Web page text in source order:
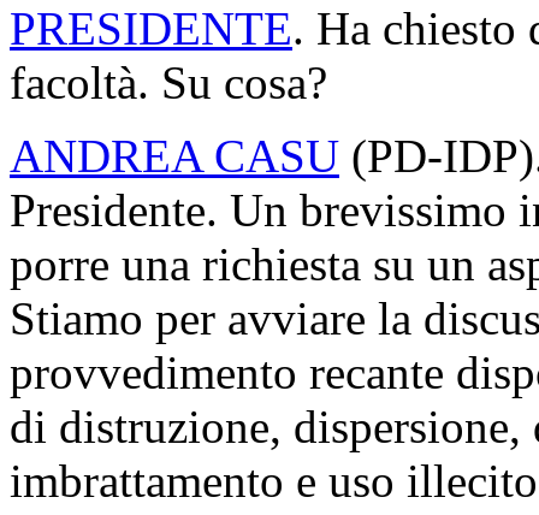
PRESIDENTE. Ha chiesto
facoltà. Su cosa?
ANDREA CASU (PD-IDP
Presidente. Un brevissimo
porre una richiesta su un
Stiamo per avviare la
provvedimento recante
di distruzione, dispersione,
imbrattamento e uso